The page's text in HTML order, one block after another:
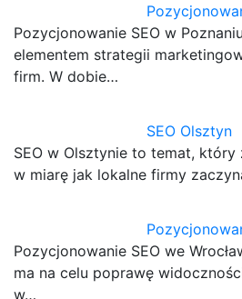
Pozycjonowanie SEO w
elementem strategii
firm. W dobie…
SEO Olsztyn
SEO w Olsztynie to temat, który
w miarę jak lokalne firmy
Pozycjonowanie SEO we
ma na celu poprawę
w…